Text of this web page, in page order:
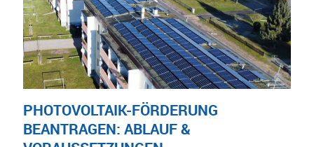
PHOTOVOLTAIK-FÖRDERUNG
BEANTRAGEN: ABLAUF &